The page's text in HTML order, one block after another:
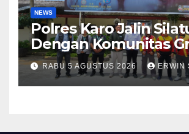
NEWS
Polres Karo Jalin
Dengan Komunitas
Giseh, Perkuat
Kamtibmas Jelang
ke-81
RABU 5 AGUSTUS 2026 ERWIN